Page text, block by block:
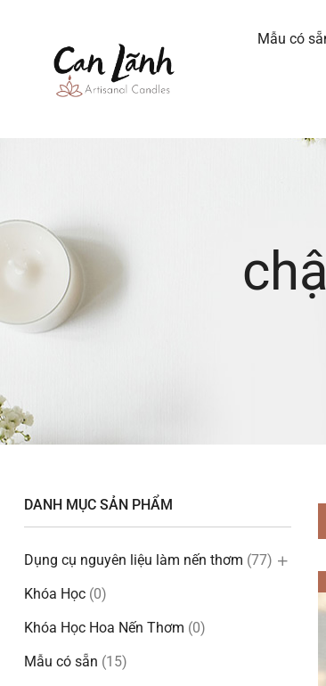
Mẫu có
DANH MỤC SẢN PHẨM
Dụng cụ nguyên liệu làm nến thơm (77)
Khóa Học (0)
Khóa Học Hoa Nến Thơm (0)
Mẫu có sẵn (15)